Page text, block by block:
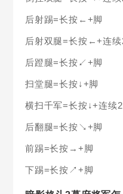
后射踢=长按←+脚
后射双腿=长按←+连续
后蹬腿=长按↙+脚
扫堂腿=长按↓+脚
横扫千军=长按↓+连续
后翻腿=长按↘+脚
前踢=长按→+脚
下踢=长按↗+脚